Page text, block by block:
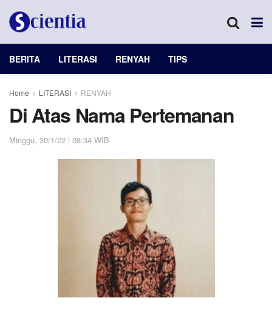
BERITA LITERASI RENYAH TIPS
Home LITERASI RENYAH
Di Atas Nama Pertemanan
Minggu, 30/1/22 | 08:34 WIB